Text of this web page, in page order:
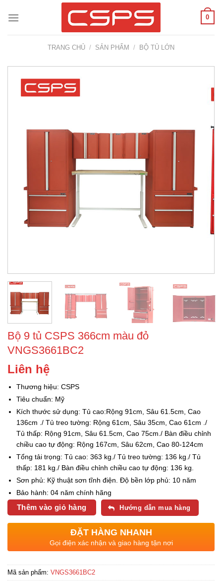
0
TRANG CHỦ / SẢN PHẨM / BỘ TỦ LỚN
Bộ 9 tủ CSPS 366cm màu đỏ
VNGS3661BC2
Liên hệ
Thương hiệu: CSPS
Tiêu chuẩn: Mỹ
Kích thước sử dụng: Tủ cao:Rộng 91cm, Sâu 61.5cm, Cao
136cm ./ Tủ treo tường: Rộng 61cm, Sâu 35cm, Cao 61cm ./
Tủ thấp: Rộng 91cm, Sâu 61.5cm, Cao 75cm./ Bàn điều chỉnh
chiều cao tự động: Rộng 167cm, Sâu 62cm, Cao 80-124cm
Tổng tải trọng: Tủ cao: 363 kg./ Tủ treo tường: 136 kg./ Tủ
thấp: 181 kg./ Bàn điều chỉnh chiều cao tự động: 136 kg.
Sơn phủ: Kỹ thuật sơn tĩnh điện. Độ bền lớp phủ: 10 năm
Bảo hành: 04 năm chính hãng
Thêm vào giỏ hàng Hướng dẫn mua hàng
ĐẶT HÀNG NHANH
Gọi điện xác nhận và giao hàng tận nơi
Mã sản phẩm: VNGS3661BC2